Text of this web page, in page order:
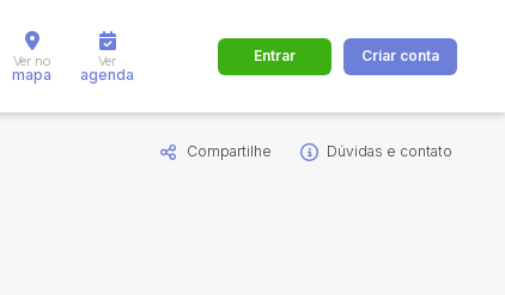
Cidade
Ver no
mapa
Ver
agenda
Entrar Criar conta
Compartilhe Dúvidas e contato